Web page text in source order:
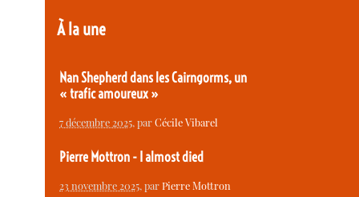
À la une
Nan Shepherd dans les Cairngorms, un
« trafic amoureux »
7 décembre 2025, parCécile Vibarel
Pierre Mottron - I almost died
23 novembre 2025, parPierre Mottron